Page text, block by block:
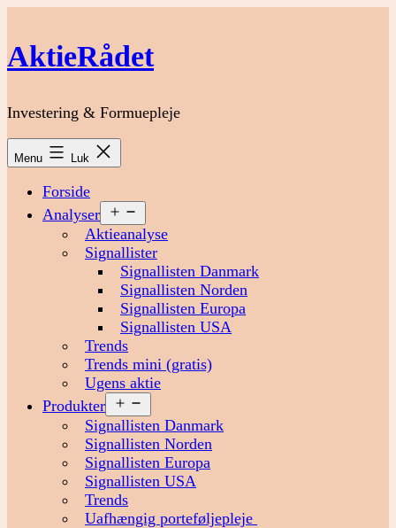
indhold
AktieRådet
Investering & Formuepleje
Menu Luk
Forside
Analyser
menu
Aktieanalyse
Signallister
Signallisten Danmark
Signallisten Norden
Signallisten Europa
Signallisten USA
Trends
Trends mini (gratis)
Ugens aktie
Produkter
menu
Signallisten Danmark
Signallisten Norden
Signallisten Europa
Signallisten USA
Trends
Uafhængig porteføljepleje